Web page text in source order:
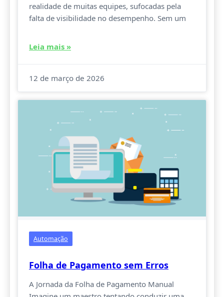
realidade de muitas equipes, sufocadas pela
falta de visibilidade no desempenho. Sem um
Leia mais »
12 de março de 2026
Automação
Folha de Pagamento sem Erros
A Jornada da Folha de Pagamento Manual